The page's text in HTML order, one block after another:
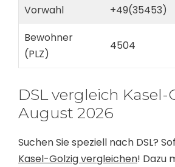
Vorwahl
+49(35453)
Bewohner
(PLZ)
4504
DSL vergleich Kasel-
August 2026
Suchen Sie speziell nach DSL?
Kasel-Golzig vergleichen! Dazu